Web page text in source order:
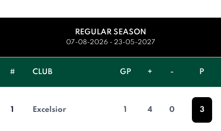
REGULAR SEASON
07-08-2026 - 23-05-2027
# CLUB GP + - P
1 Excelsior 1 4 0 3